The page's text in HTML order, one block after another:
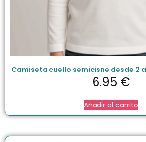
Camiseta cuello semicisne desde 2
6.95 €
Añadir al carrito